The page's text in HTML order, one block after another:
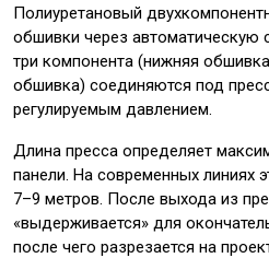
Полиуретановый
обшивки через автоматическую
три компонента (нижняя
обшивка) соединяются под
регулируемым давлением.
Длина пресса определяет
панели. На современных линиях
7–9 метров. После выхода из
«выдерживается» для
после чего разрезается на